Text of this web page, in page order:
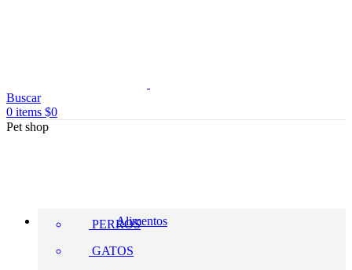
Buscar
0 items $0
Pet shop
Alimentos
PERROS
GATOS